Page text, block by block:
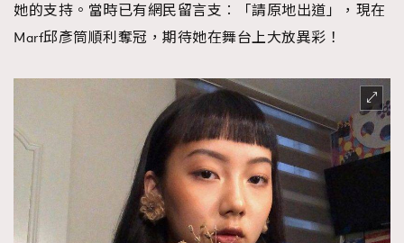
她的支持。當時已有網民留言支︰「請原地出道」，現在
Marf邱彥筒順利奪冠，期待她在舞台上大放異彩！